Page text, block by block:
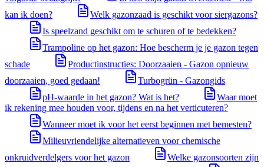
kan ik doen?
Welk gazonzaad is geschikt voor siergazons?
Is speelzand geschikt om te schuren of te bedekken?
Trampoline op het gazon: Hoe bescherm je je gazon tegen
schade
Productinstructies: Doorzaaien - Gazon opnieuw
doorzaaien, goed gedaan!
Turbogrün - Gazongids
pH-waarde in het gazon? Wat is het?
Waar moet
ik rekening mee houden voor, tijdens en na het verticuteren?
Wanneer moet ik voor het eerst beginnen met bemesten?
Milieuvriendelijke alternatieven voor chemische
onkruidverdelgers voor het gazon
Welke gazonsoorten zijn